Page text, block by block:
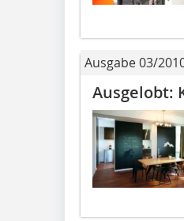
Ausgabe 03/
Ausgelobt: